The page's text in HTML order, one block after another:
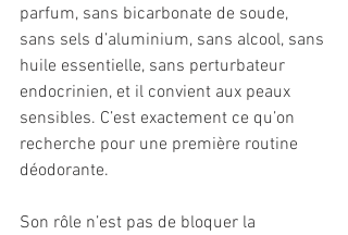
parfum, sans bicarbonate de soude,
sans sels d’aluminium, sans alcool, sans
huile essentielle, sans perturbateur
endocrinien, et il convient aux peaux
sensibles. C’est exactement ce qu’on
recherche pour une première routine
déodorante.
Son rôle n’est pas de bloquer la